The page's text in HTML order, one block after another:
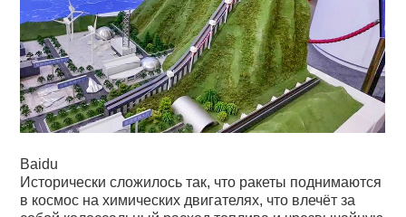
Baidu
Исторически сложилось так, что ракеты поднимаются
в космос на химических двигателях, что влечёт за